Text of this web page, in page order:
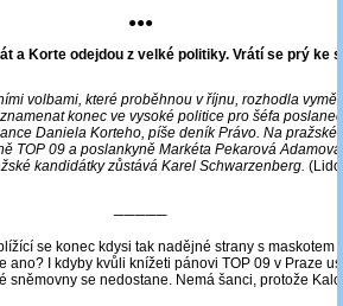
●●●
a Korte odejdou z velké politiky. Vrátí se prý ke
volbami, které proběhnou v říjnu, rozhodla
konec ve vysoké politice pro šéfa
Daniela Korteho, píše deník Právo. Na pražské
TOP 09 a poslankyně Markéta Pekarová
kandidátky zůstává Karel Schwarzenberg.
─────
se konec kdysi tak nadějné strany s maskotem
ano? I kdyby kvůli knížeti pánovi TOP 09 v Praze
sněmovny se nedostane. Nemá šanci, protože